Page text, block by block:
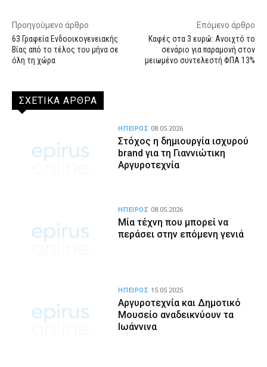
Προηγούμενο άρθρο
63 Γραφεία Ενδοοικογενειακής
Βίας από το τέλος του μήνα σε
όλη τη χώρα
Επόμενο άρθρο
Καφές στα 3 ευρώ: Ανοιχτό το
σενάριο για παραμονή στον
μειωμένο συντελεστή ΦΠΑ 13%
ΣΧΕΤΙΚΑ ΑΡΘΡΑ
Στόχος η δημιουργία ισχυρού
brand για τη Γιαννιώτικη
Αργυροτεχνία
ΗΠΕΙΡΟΣ 08.05.2026
Μία τέχνη που μπορεί να
περάσει στην επόμενη γενιά
ΗΠΕΙΡΟΣ 08.05.2026
Αργυροτεχνία και Δημοτικό
Μουσείο αναδεικνύουν τα
Ιωάννινα
ΗΠΕΙΡΟΣ 15.05.2025